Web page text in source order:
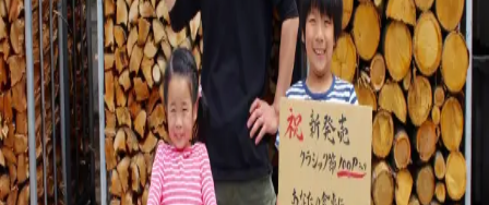
公式サイトhttp://kaneshichi.co.jp/ 電話0993-72-1894メー
ルinfo@kaneshichi.co.jp